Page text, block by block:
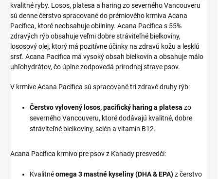
kvalitné ryby. Losos, platesa a haring zo severného Vancouveru
sú denne čerstvo spracované do prémiového krmiva Acana
Pacifica, ktoré neobsahuje obilniny. Acana Pacifica s 55%
zdravých rýb obsahuje veľmi dobre stráviteľné bielkoviny,
lososový olej, ktorý má pozitívne účinky na zdravú kožu a lesklú
srsť. Acana Pacifica má vysoký obsah bielkovín a obsahuje málo
uhľohydrátov, čo úplne zodpovedá prírodnej strave psov.
V krmive Acana Pacifica sú spracované tri zdravé druhy rýb:
Čerstvo vylovený losos, pacifický haring a platesa zo
severného Vancouveru, ktoré dodávajú kvalitné, dobre
stráviteľné bielkoviny, selén a vitamín B12.
Acana Pacifica krmivo pre psov z Kanady presvedčí:
Kvalitnéomega 3 mastné kyseliny (DHA & EPA)z čerstvo